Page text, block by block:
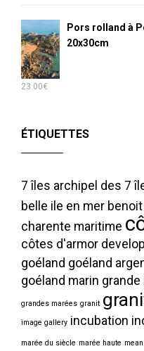
Pors rolland à
20x30cm
23.00€
ÉTIQUETTES
7 îles archipel des 7
belle ile en mer
charente maritime
côtes d'armor
goéland goéland
goéland marin grande
grandes marées granit
image gallery incubation
marée du siècle marée haute